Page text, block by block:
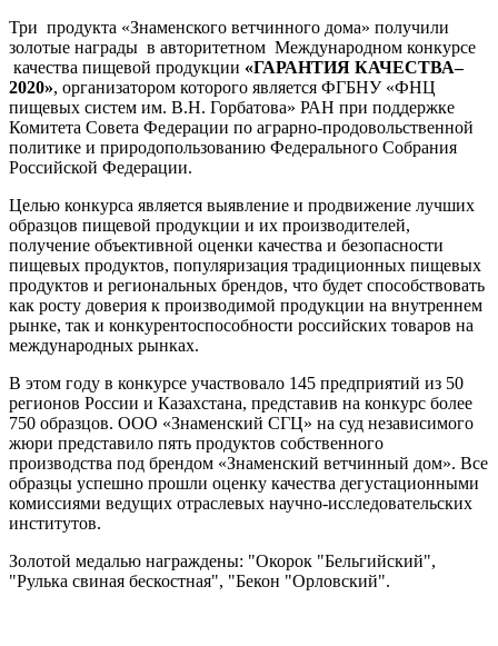
Три продукта «Знаменского ветчинного дома» получили
золотые награды в авторитетном Международном конкурсе
качества пищевой продукции «ГАРАНТИЯ КАЧЕСТВА–
2020», организатором которого является ФГБНУ «ФНЦ
пищевых систем им. В.Н. Горбатова» РАН при поддержке
Комитета Совета Федерации по аграрно-продовольственной
политике и природопользованию Федерального Собрания
Российской Федерации.
Целью конкурса является выявление и продвижение лучших
образцов пищевой продукции и их производителей,
получение объективной оценки качества и безопасности
пищевых продуктов, популяризация традиционных пищевых
продуктов и региональных брендов, что будет способствовать
как росту доверия к производимой продукции на внутреннем
рынке, так и конкурентоспособности российских товаров на
международных рынках.
В этом году в конкурсе участвовало 145 предприятий из 50
регионов России и Казахстана, представив на конкурс более
750 образцов. ООО «Знаменский СГЦ» на суд независимого
жюри представило пять продуктов собственного
производства под брендом «Знаменский ветчинный дом». Все
образцы успешно прошли оценку качества дегустационными
комиссиями ведущих отраслевых научно-исследовательских
институтов.
Золотой медалью награждены: "Окорок "Бельгийский",
"Рулька свиная бескостная", "Бекон "Орловский".